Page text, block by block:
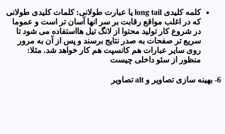
کلمه کلیدی long tail یا عبارت طولانی: کلمات کلیدی طولانی
که در اغلب مواقع رقابت بر سر انها آسان تر است و عموما
در شروع کار تولید محتوا از لانگ تیل هااستفاده می شود تا
سریع تر صفحات به صدر نتایج برسند و پس از آن به مرور
روی سایر عبارات هم کانسپت هم کار خواهد شد. مثلا:
منظور از سئو داخلی چیست
6- بهینه سازی تصاویر و alt تصاویر